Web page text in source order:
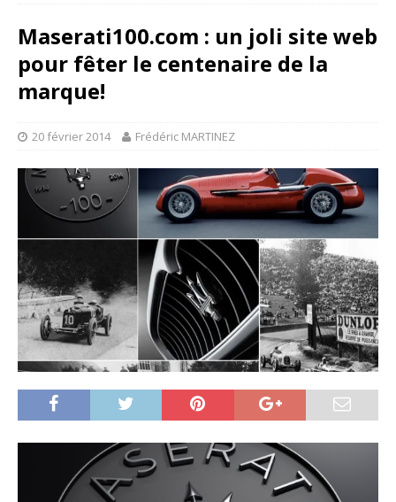
Maserati100.com : un joli site web
pour fêter le centenaire de la
marque!
20 février 2014 Frédéric MARTINEZ